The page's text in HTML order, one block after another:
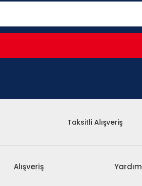
Taksitli Alışveriş
Alışveriş Yardım